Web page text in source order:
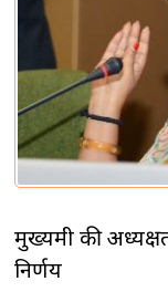
मुख्यमंत्री की
निर्णय